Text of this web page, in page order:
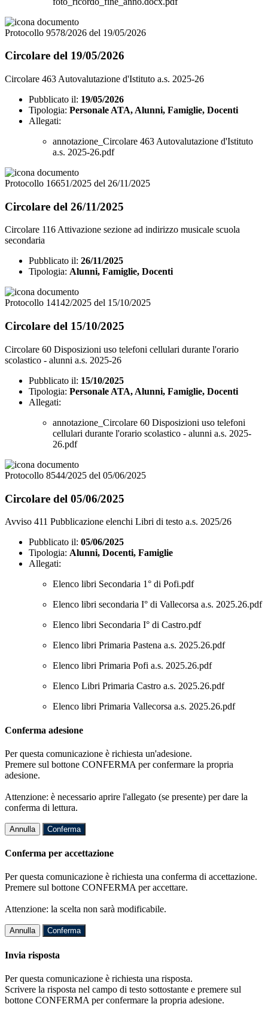
Protocollo 9578/2026 del 19/05/2026
Circolare del 19/05/2026
Circolare 463 Autovalutazione d'Istituto a.s. 2025-26
Pubblicato il: 19/05/2026
Tipologia: Personale ATA, Alunni, Famiglie, Docenti
Allegati:
annotazione_Circolare 463 Autovalutazione d'Istituto
a.s. 2025-26.pdf
Protocollo 16651/2025 del 26/11/2025
Circolare del 26/11/2025
Circolare 116 Attivazione sezione ad indirizzo musicale scuola
secondaria
Pubblicato il: 26/11/2025
Tipologia: Alunni, Famiglie, Docenti
Protocollo 14142/2025 del 15/10/2025
Circolare del 15/10/2025
Circolare 60 Disposizioni uso telefoni cellulari durante l'orario
scolastico - alunni a.s. 2025-26
Pubblicato il: 15/10/2025
Tipologia: Personale ATA, Alunni, Famiglie, Docenti
Allegati:
annotazione_Circolare 60 Disposizioni uso telefoni
cellulari durante l'orario scolastico - alunni a.s. 2025-
26.pdf
Protocollo 8544/2025 del 05/06/2025
Circolare del 05/06/2025
Avviso 411 Pubblicazione elenchi Libri di testo a.s. 2025/26
Pubblicato il: 05/06/2025
Tipologia: Alunni, Docenti, Famiglie
Allegati:
Elenco libri Secondaria 1° di Pofi.pdf
Elenco libri secondaria I° di Vallecorsa a.s. 2025.26.pdf
Elenco libri Secondaria I° di Castro.pdf
Elenco libri Primaria Pastena a.s. 2025.26.pdf
Elenco libri Primaria Pofi a.s. 2025.26.pdf
Elenco Libri Primaria Castro a.s. 2025.26.pdf
Elenco libri Primaria Vallecorsa a.s. 2025.26.pdf
Conferma adesione
Per questa comunicazione è richiesta un'adesione.
Premere sul bottone CONFERMA per confermare la propria
adesione.
Attenzione: è necessario aprire l'allegato (se presente) per dare la
conferma di lettura.
Annulla Conferma
Conferma per accettazione
Per questa comunicazione è richiesta una conferma di accettazione.
Premere sul bottone CONFERMA per accettare.
Attenzione: la scelta non sarà modificabile.
Annulla Conferma
Invia risposta
Per questa comunicazione è richiesta una risposta.
Scrivere la risposta nel campo di testo sottostante e premere sul
bottone CONFERMA per confermare la propria adesione.